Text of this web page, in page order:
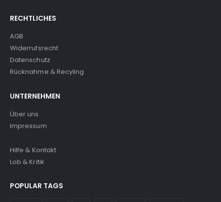
RECHTLICHES
AGB
Widerrufsrecht
Datenschutz
Rücknahme & Recyling
UNTERNEHMEN
Über uns
Impressum
Hilfe & Kontakt
Lob & Kritik
POPULAR TAGS